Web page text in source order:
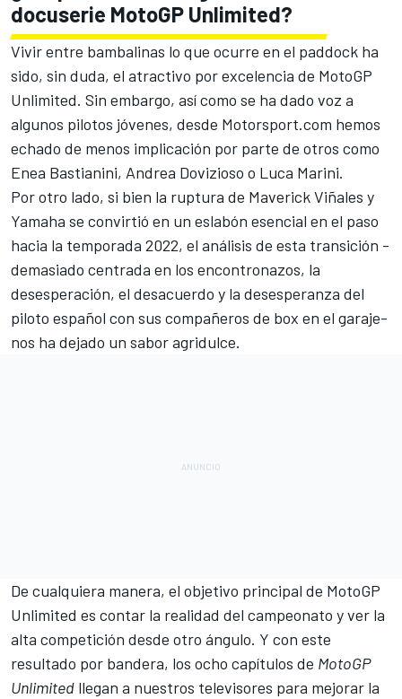
docuserie MotoGP Unlimited?
Vivir entre bambalinas lo que ocurre en el paddock ha
sido, sin duda, el atractivo por excelencia de MotoGP
Unlimited. Sin embargo, así como se ha dado voz a
algunos pilotos jóvenes, desde Motorsport.com hemos
echado de menos implicación por parte de otros como
Enea Bastianini, Andrea Dovizioso o Luca Marini.
Por otro lado, si bien la ruptura de Maverick Viñales y
Yamaha se convirtió en un eslabón esencial en el paso
hacia la temporada 2022, el análisis de esta transición -
demasiado centrada en los encontronazos, la
desesperación, el desacuerdo y la desesperanza del
piloto español con sus compañeros de box en el garaje-
nos ha dejado un sabor agridulce.
De cualquiera manera, el objetivo principal de MotoGP
Unlimited es contar la realidad del campeonato y ver la
alta competición desde otro ángulo. Y con este
resultado por bandera, los ocho capítulos de MotoGP
Unlimited llegan a nuestros televisores para mejorar la